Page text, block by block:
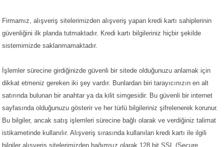
Firmamız, alışveriş sitelerimizden alışveriş yapan kredi kartı sahiplerinin
güvenliğini ilk planda tutmaktadır. Kredi kartı bilgileriniz hiçbir şekilde
sistemimizde saklanmamaktadır.
İşlemler sürecine girdiğinizde güvenli bir sitede olduğunuzu anlamak için
dikkat etmeniz gereken iki şey vardır. Bunlardan biri tarayıcınızın en alt
satırında bulunan bir anahtar ya da kilit simgesidir. Bu güvenli bir internet
sayfasında olduğunuzu gösterir ve her türlü bilgileriniz şifrelenerek korunur.
Bu bilgiler, ancak satış işlemleri sürecine bağlı olarak ve verdiğiniz talimat
istikametinde kullanılır. Alışveriş sırasında kullanılan kredi kartı ile ilgili
bilgiler alışveriş sitelerimizden bağımsız olarak 128 bit SSL (Secure